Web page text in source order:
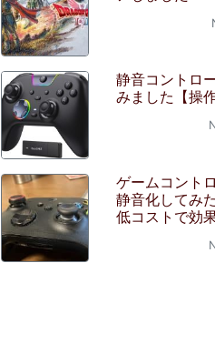
静音コントロ
みました【操
ゲームコント
静音化してみ
低コストで効